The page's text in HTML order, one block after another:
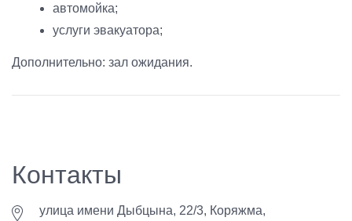
автомойка;
услуги эвакуатора;
Дополнительно: зал ожидания.
Контакты
улица имени Дыбцына, 22/3, Коряжма,